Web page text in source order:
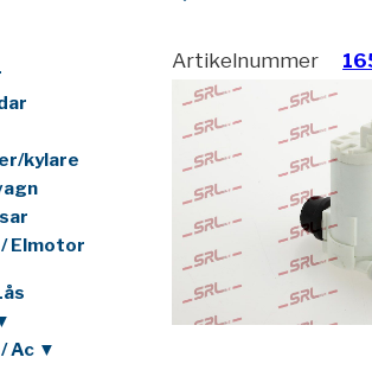
kylare
Elmotor
/ Ac ▼
Artikelnummer